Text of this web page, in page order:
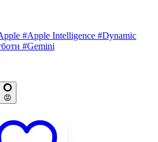
#Apple Intelligence #Dynamic
#Gemini
😡